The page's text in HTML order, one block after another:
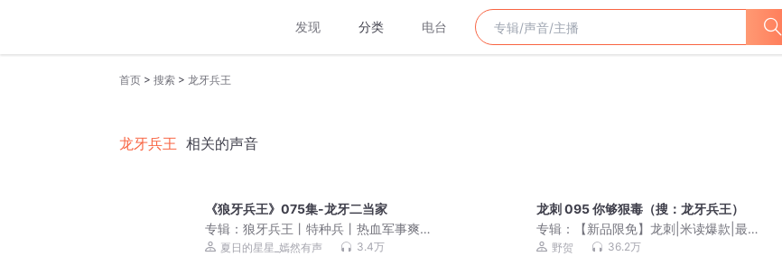
发现 分类 电台
首页 > 搜索 > 龙牙兵王
龙牙兵王 相关的声音
《狼牙兵王》075集-龙牙二当家
专辑： 狼牙兵王丨特种兵丨热血军事爽
文丨雇佣兵丨战争幻想丨多人有声剧
夏日的星星_嫣然有声 3.4万
龙刺 095 你够狠毒（搜：龙牙兵王）
专辑：
【新品限免】龙刺|米读爆款|最强
兵王&热血爆爽
野贺 36.2万